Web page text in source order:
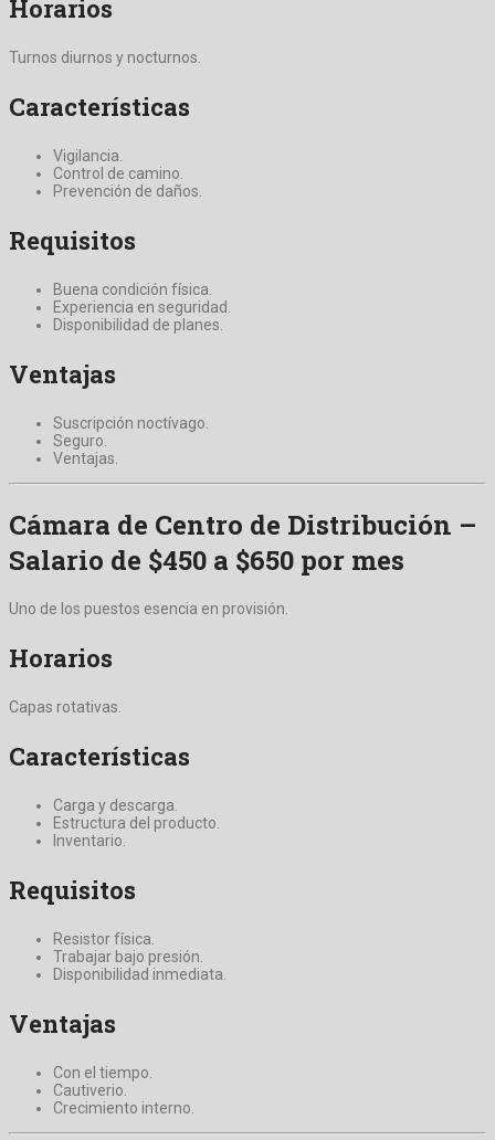
Horarios
Turnos diurnos y nocturnos.
Características
Vigilancia.
Control de camino.
Prevención de daños.
Requisitos
Buena condición física.
Experiencia en seguridad.
Disponibilidad de planes.
Ventajas
Suscripción noctívago.
Seguro.
Ventajas.
Cámara de Centro de Distribución –
Salario de $450 a $650 por mes
Uno de los puestos esencia en provisión.
Horarios
Capas rotativas.
Características
Carga y descarga.
Estructura del producto.
Inventario.
Requisitos
Resistor física.
Trabajar bajo presión.
Disponibilidad inmediata.
Ventajas
Con el tiempo.
Cautiverio.
Crecimiento interno.